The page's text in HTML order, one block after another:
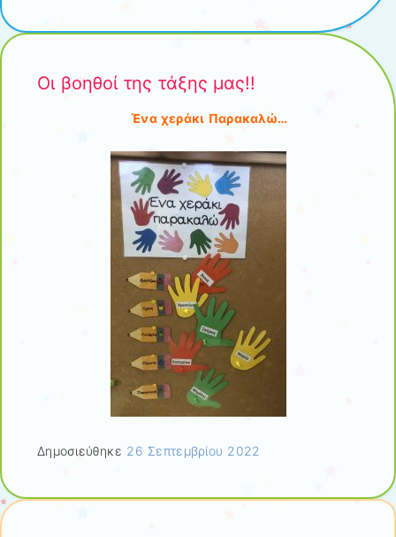
Οι βοηθοί της τάξης μας!!
Ένα χεράκι Παρακαλώ…
Δημοσιεύθηκε 26 Σεπτεμβρίου 2022